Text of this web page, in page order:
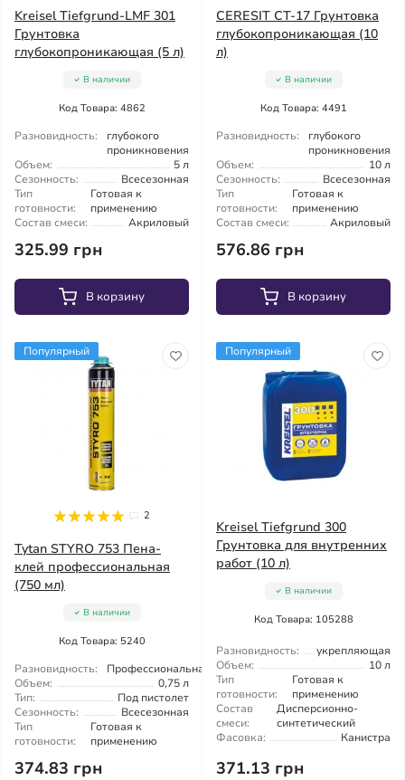
Kreisel Tiefgrund-LMF 301
Грунтовка
глубокопроникающая (5 л)
В наличии
Код Товара: 4862
Разновидность:
глубокого
проникновения
Объем:
5 л
Сезонность:
Всесезонная
Тип
готовности:
Готовая к
применению
Состав смеси:
Акриловый
325.99 грн
В корзину
CERESIT CT-17 Грунтовка
глубокопроникающая (10
л)
В наличии
Код Товара: 4491
Разновидность:
глубокого
проникновения
Объем:
10 л
Сезонность:
Всесезонная
Тип
готовности:
Готовая к
применению
Состав смеси:
Акриловый
576.86 грн
В корзину
Популярный
2
Tytan STYRO 753 Пена-
клей профессиональная
(750 мл)
В наличии
Код Товара: 5240
Разновидность:
Профессиональная
Объем:
0,75 л
Тип:
Под пистолет
Сезонность:
Всесезонная
Тип
готовности:
Готовая к
применению
374.83 грн
Популярный
Kreisel Tiefgrund 300
Грунтовка для внутренних
работ (10 л)
В наличии
Код Товара: 105288
Разновидность:
укрепляющая
Объем:
10 л
Тип
готовности:
Готовая к
применению
Состав
смеси:
Дисперсионно-
синтетический
Фасовка:
Канистра
371.13 грн